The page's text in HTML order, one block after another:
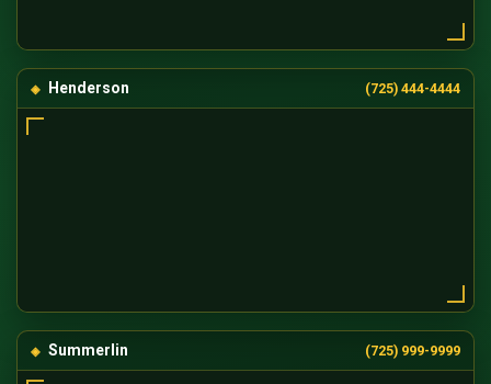
Henderson (725) 444-4444
Summerlin (725) 999-9999